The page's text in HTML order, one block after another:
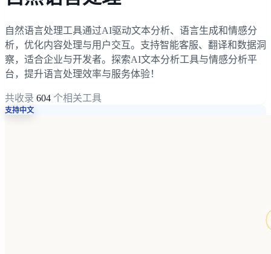
自然语言处理工具通过AI驱动文本分析、语言生成和情感分
析，优化内容处理与用户交互。支持智能客服、翻译和数据洞
察，适合企业与开发者。探索AI文本分析工具与情感分析平
台，提升语言处理效率与服务体验！
共收录 604 个相关工具
支持中文